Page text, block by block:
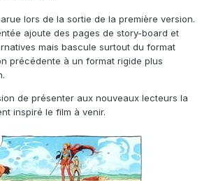
lors de la sortie de la première version.
ajoute des pages de story-board et
mais bascule surtout du format
précédente à un format rigide plus
de présenter aux nouveaux lecteurs la
inspiré le film à venir.